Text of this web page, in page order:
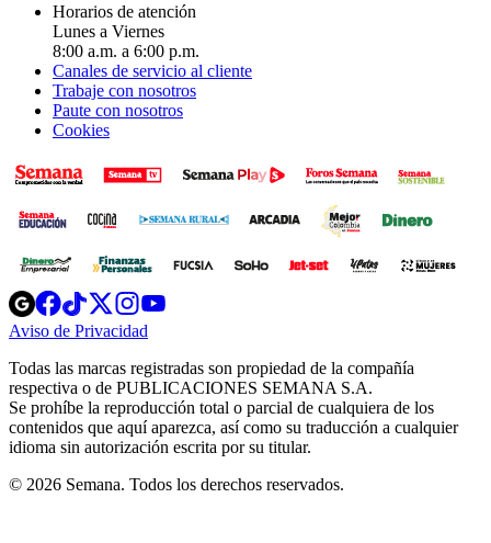
Horarios de atención
Lunes a Viernes
8:00 a.m. a 6:00 p.m.
Canales de servicio al cliente
Trabaje con nosotros
Paute con nosotros
Cookies
Opens
in
new
Opens
in
new
Opens
in
new
window
Opens
new
windowwindow
Aviso de Privacidad
new
window
Todas las marcas registradas son propiedad de la compañía
respectiva o de PUBLICACIONES SEMANA S.A.
Se prohíbe la reproducción total o parcial de cualquiera de los
contenidos que aquí aparezca, así como su traducción a cualquier
idioma sin autorización escrita por su titular.
© 2026 Semana. Todos los derechos reservados.